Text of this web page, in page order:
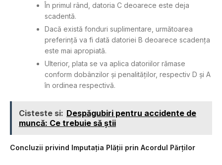
În primul rând, datoria C deoarece este deja
scadentă.
Dacă există fonduri suplimentare, următoarea
preferință va fi dată datoriei B deoarece scadența
este mai apropiată.
Ulterior, plata se va aplica datoriilor rămase
conform dobânzilor și penalităților, respectiv D și A
în ordinea respectivă.
Cisteste si: Despăgubiri pentru accidente de
muncă: Ce trebuie să știi
Concluzii privind Imputația Plății prin Acordul Părților